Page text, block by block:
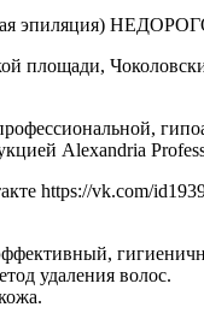
эпиляция)
площади,
Alexandria
https://vk.com/
удаления волос.